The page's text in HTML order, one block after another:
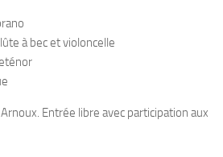
à bec et violoncelle
Entrée libre avec participation aux